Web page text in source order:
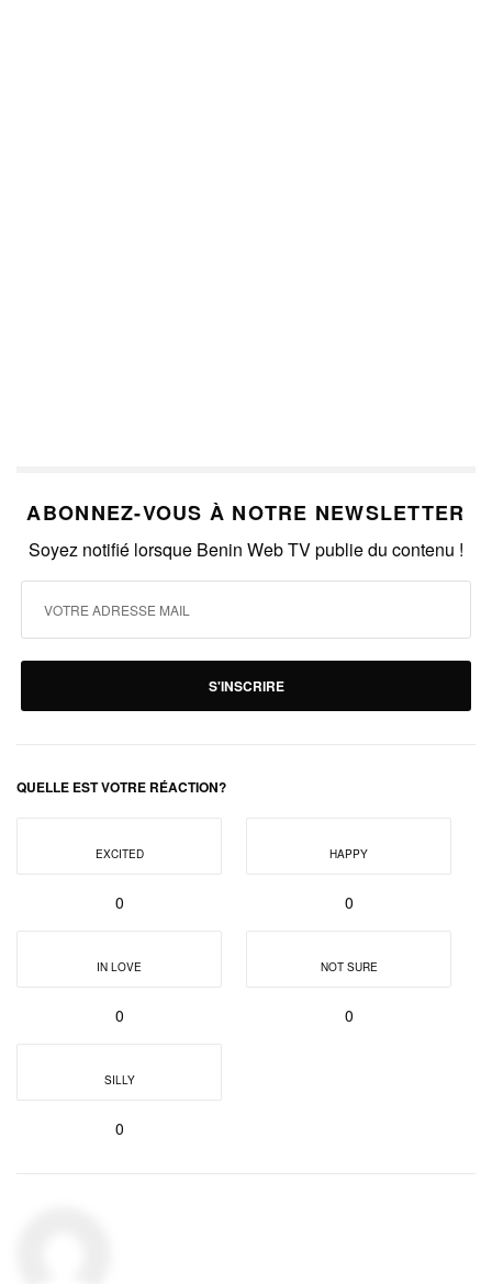
ABONNEZ-VOUS À NOTRE NEWSLETTER
Soyez notifié lorsque Benin Web TV publie du contenu !
S'INSCRIRE
QUELLE EST VOTRE RÉACTION?
EXCITED
0
HAPPY
0
IN LOVE
0
NOT SURE
0
SILLY
0